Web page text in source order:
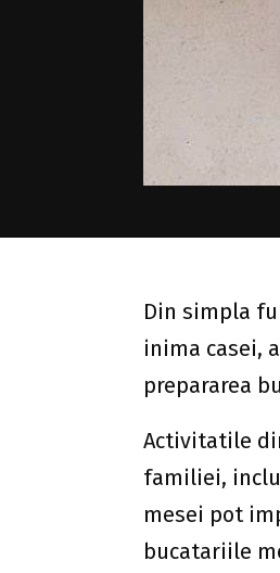
Din simpla
inima casei,
prepararea
Activitatile
familiei,
mesei pot
bucatariile